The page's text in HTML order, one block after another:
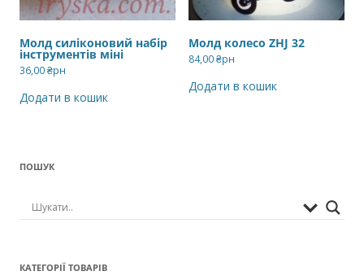
Молд силіконовий набір
інструментів міні
36,00₴рн
Додати в кошик
Молд колесо ZHJ 32
84,00₴рн
Додати в кошик
ПОШУК
КАТЕГОРІЇ ТОВАРІВ